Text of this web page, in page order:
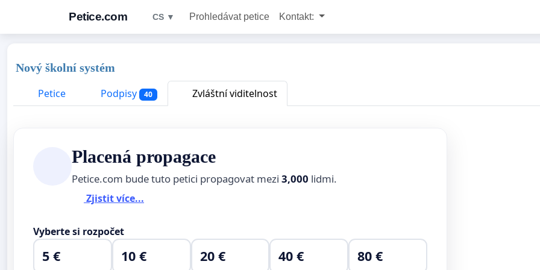
Petice.com CS ▼ Prohledávat petice Kontakt:
Nový školní systém
Petice
Podpisy 40 Zvláštní viditelnost
Placená propagace
Petice.com bude tuto petici propagovat mezi 3,000 lidmi.
Zjistit více...
Vyberte si rozpočet
5 € 10 € 20 € 40 € 80 €